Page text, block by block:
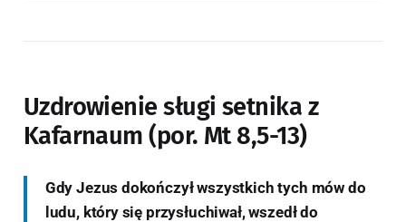
Uzdrowienie sługi setnika z
Kafarnaum (por. Mt 8,5-13)
Gdy Jezus dokończył wszystkich tych mów do
ludu, który się przysłuchiwał, wszedł do